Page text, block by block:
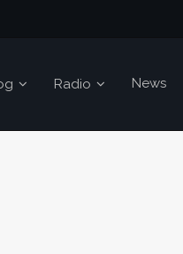
Radio News